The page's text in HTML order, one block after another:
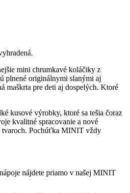
mini chrumkavé koláčiky z
plnené originálnymi slanými aj
maškrta pre deti aj dospelých. Ktoré
kusové výrobky, ktoré sa tešia čoraz
kvalitné spracovanie a nové
tvaroch. Pochúťka MINIT vždy
nájdete priamo v našej MINIT